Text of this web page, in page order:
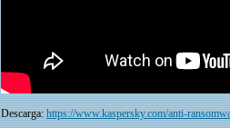
Descarga:https://www.kaspersky.com/anti-